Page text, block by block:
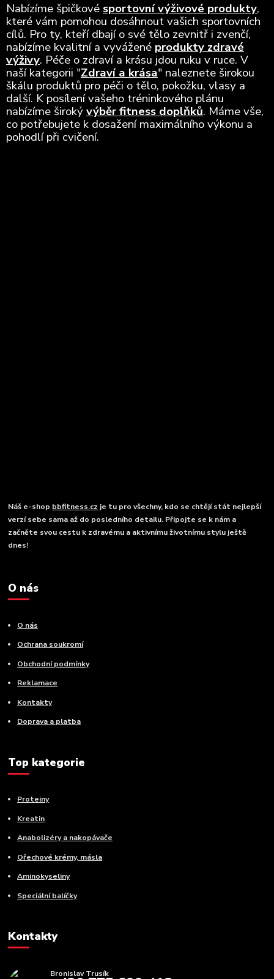
Nabízíme špičkovésportovní výživové produkty,
které vám pomohou dosáhnout vašich sportovních
cílů. Pro ty, kteří dbají o své tělo zevnitř i zvenčí,
nabízíme kvalitní a vyvážené produkty zdravé
výživy. Péče o zdraví a krásu jdou ruku v ruce. V
naší kategorii "Zdraví a krása" naleznete širokou
škálu produktů pro péči o tělo, pokožku, vlasy a
další. K posílení vašeho tréninkového plánu
nabízíme širokývýběr fitness doplňků. Máme vše,
co potřebujete k dosažení maximálního výkonu a
pohodlí při cvičení.
Náš e-shop bbfitness.cz je tu pro všechny, kdo se chtějí stát nejlepší
verzí sebe sama až do posledního detailu. Připojte se k nám a
začněte svou cestu k zdravému a aktivnímu životnímu stylu ještě
dnes!
O nás
O nás
Ochrana soukromí
Obchodní podmínky
Reklamace
Kontakty
Doprava a platba
Top kategorie
Proteiny
Kreatin
Anabolizéry a nakopávače
Ořechové krémy, másla
Aminokyseliny
Speciální balíčky
Kontakty
Bronislav Trusík